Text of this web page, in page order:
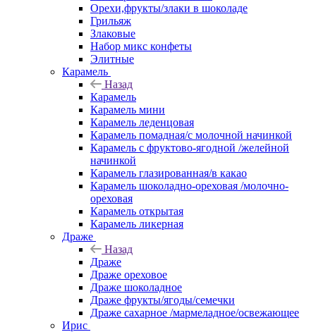
Орехи,фрукты/злаки в шоколаде
Грильяж
Злаковые
Набор микс конфеты
Элитные
Карамель
Назад
Карамель
Карамель мини
Карамель леденцовая
Карамель помадная/с молочной начинкой
Карамель с фруктово-ягодной /желейной
начинкой
Карамель глазированная/в какао
Карамель шоколадно-ореховая /молочно-
ореховая
Карамель открытая
Карамель ликерная
Драже
Назад
Драже
Драже ореховое
Драже шоколадное
Драже фрукты/ягоды/семечки
Драже сахарное /мармеладное/освежающее
Ирис